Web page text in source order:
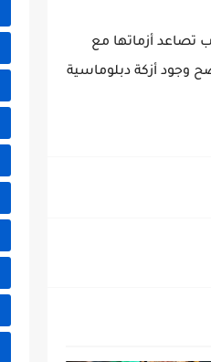
أزماتها مع
وجود أزكة دبلوماسية